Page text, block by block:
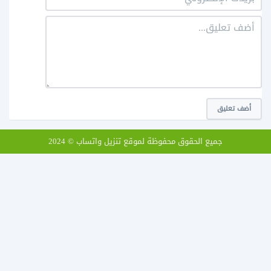
أضف تعليق
جميع الحقوق محفوظة لموقع تنزيل واتساب © 2024